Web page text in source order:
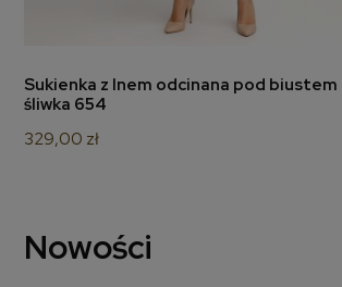
dodaj do koszyka
Sukienka z lnem odcinana pod biustem
śliwka 654
329,00 zł
Nowości